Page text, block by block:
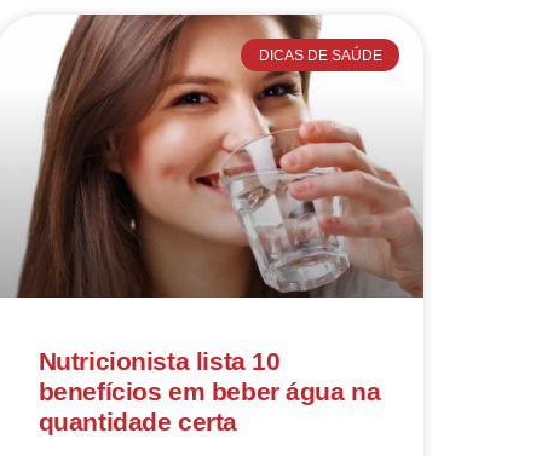
DICAS DE SAÚDE
Nutricionista lista 10
benefícios em beber água na
quantidade certa